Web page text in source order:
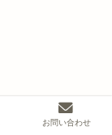
お問い合わせ